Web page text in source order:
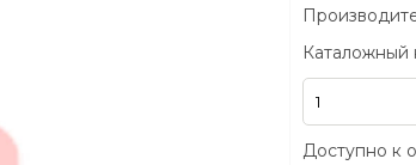
Каталожный
Доступно к